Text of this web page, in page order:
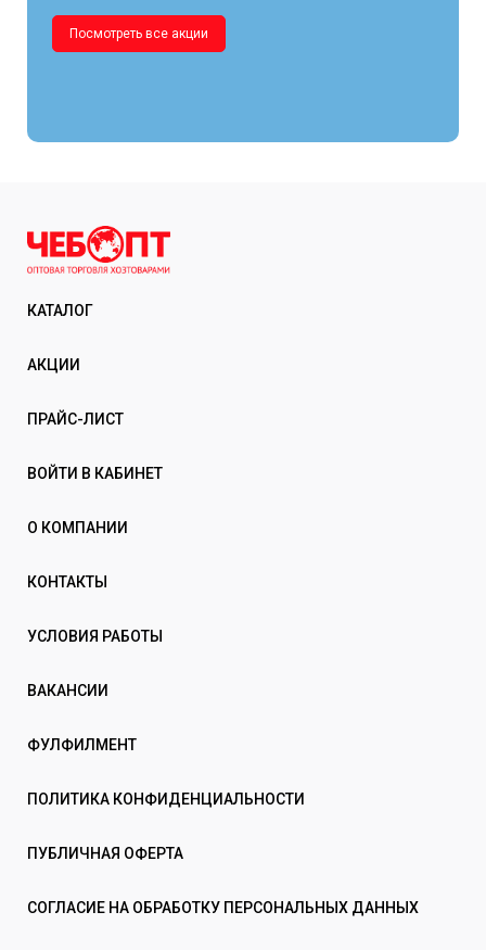
Посмотреть все акции
КАТАЛОГ
АКЦИИ
ПРАЙС-ЛИСТ
ВОЙТИ В КАБИНЕТ
О КОМПАНИИ
КОНТАКТЫ
УСЛОВИЯ РАБОТЫ
ВАКАНСИИ
ФУЛФИЛМЕНТ
ПОЛИТИКА КОНФИДЕНЦИАЛЬНОСТИ
ПУБЛИЧНАЯ ОФЕРТА
СОГЛАСИЕ НА ОБРАБОТКУ ПЕРСОНАЛЬНЫХ ДАННЫХ